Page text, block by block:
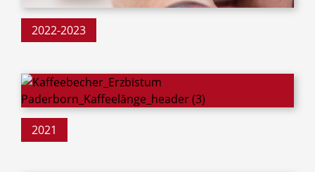
2022-2023
2021